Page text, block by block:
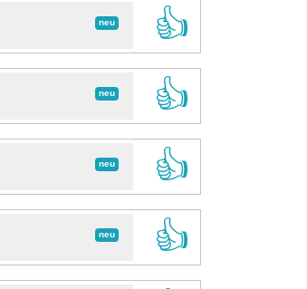
neu
👍
neu
👍
neu
👍
neu
👍